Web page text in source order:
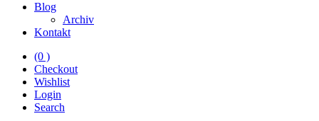
Blog
Archiv
Kontakt
(0 )
Checkout
Wishlist
Login
Search